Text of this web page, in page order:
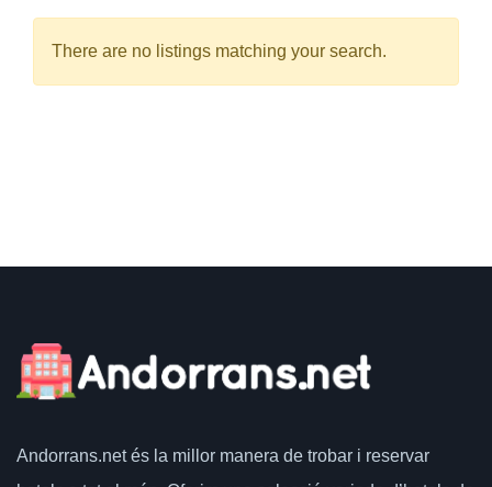
There are no listings matching your search.
Andorrans.netés la millor manera de trobar i reservar